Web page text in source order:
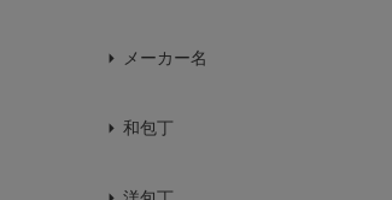
メーカー名
和包丁